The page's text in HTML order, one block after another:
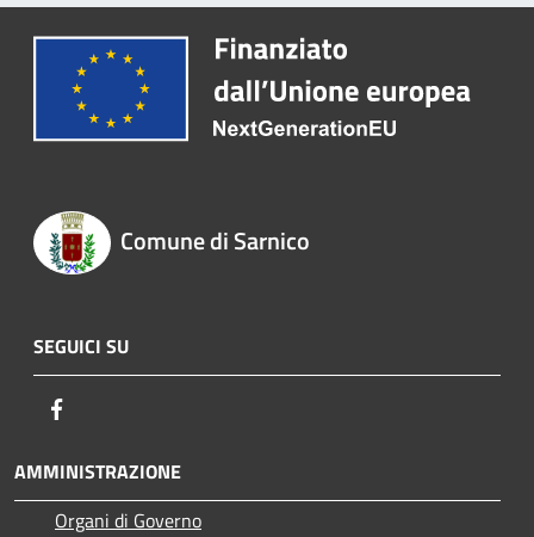
Comune di Sarnico
SEGUICI SU
AMMINISTRAZIONE
Organi di Governo